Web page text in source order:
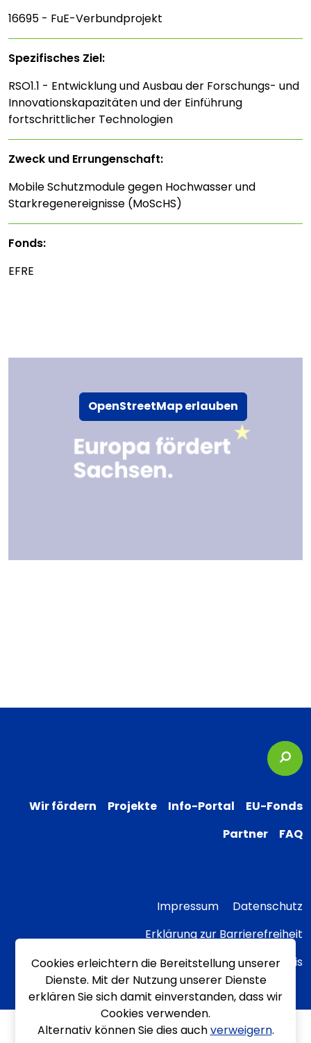
OpenStreetMap erlauben
16695 - FuE-Verbundprojekt
Spezifisches Ziel:
RSO1.1 - Entwicklung und Ausbau der Forschungs- und
Innovationskapazitäten und der Einführung
fortschrittlicher Technologien
Zweck und Errungenschaft:
Mobile Schutzmodule gegen Hochwasser und
Starkregenereignisse (MoScHS)
Fonds:
EFRE
Wir fördern Projekte Info-Portal
EU-Fonds
Partner
FAQ
Impressum
Datenschutz
Erklärung zur Barrierefreiheit
Transparenzhinweis
Cookies erleichtern die Bereitstellung unserer
Dienste. Mit der Nutzung unserer Dienste
erklären Sie sich damit einverstanden, dass wir
Cookies verwenden.
Alternativ können Sie dies auchverweigern.